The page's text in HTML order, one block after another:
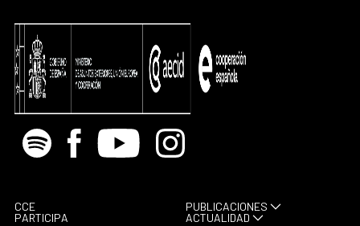
Spotify Facebook
Youtube Instagram
CCE
PARTICIPA
PUBLICACIONES
ACTUALIDAD